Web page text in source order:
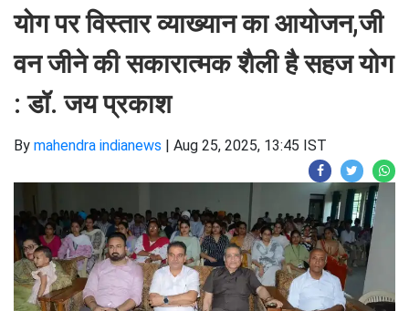
योग पर विस्तार व्याख्यान का आयोजन,जी
वन जीने की सकारात्मक शैली है सहज योग
: डॉ. जय प्रकाश
By mahendra indianews | Aug 25, 2025, 13:45 IST